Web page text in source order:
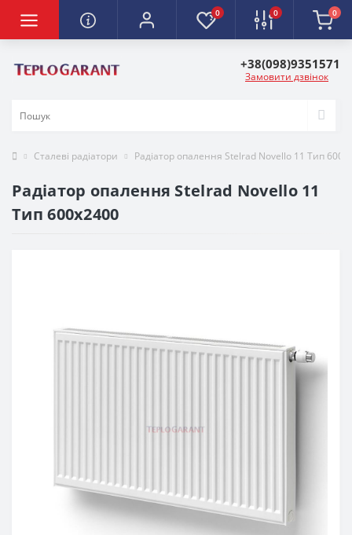
0 0 0
+38(098)9351571
Замовити дзвінок
Сталеві радіатори Радіатор опалення Stelrad Novello 11 Тип
Радіатор опалення Stelrad Novello 11
Тип 600х2400